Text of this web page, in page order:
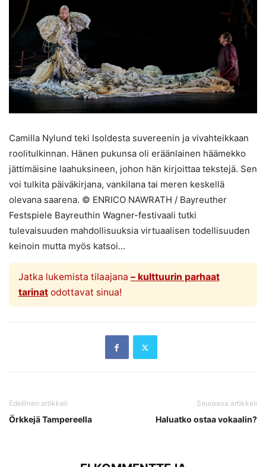
Camilla Nylund teki Isoldesta suvereenin ja vivahteikkaan
roolitulkinnan. Hänen pukunsa oli eräänlainen häämekko
jättimäisine laahuksineen, johon hän kirjoittaa tekstejä. Sen
voi tulkita päiväkirjana, vankilana tai meren keskellä
olevana saarena. © ENRICO NAWRATH / Bayreuther
Festspiele Bayreuthin Wagner-festivaali tutki
tulevaisuuden mahdollisuuksia virtuaalisen todellisuuden
keinoin mutta myös katsoi...
Jatka lukemista tilaajana – kulttuurin parhaat
tarinatodottavat sinua!
Edellinen artikkeli
Örkkejä Tampereella
Seuraava artikkeli
Haluatko ostaa vokaalin?